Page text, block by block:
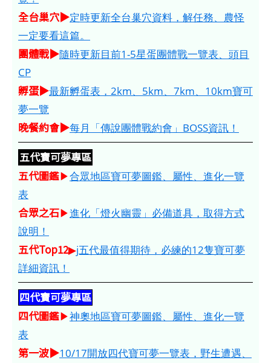
全台巢穴▶定時更新全台巢穴資料，解任務、農怪
一定要看這篇。
團體戰▶隨時更新目前1-5星蛋團體戰一覽表、頭目
CP
孵蛋▶最新孵蛋表，2km、5km、7km、10km寶可
夢一覽
晚餐約會▶每月「傳說團體戰約會」BOSS資訊！
五代寶可夢專區
五代圖鑑▶合眾地區寶可夢圖鑑、屬性、進化一覽
表
合眾之石▶進化「燈火幽靈」必備道具，取得方式
說明！
五代Top12▶j五代最值得期待，必練的12隻寶可夢
詳細資訊！
四代寶可夢專區
四代圖鑑▶神奧地區寶可夢圖鑑、屬性、進化一覽
表
第一波▶10/17開放四代寶可夢一覽表，野生遭遇、